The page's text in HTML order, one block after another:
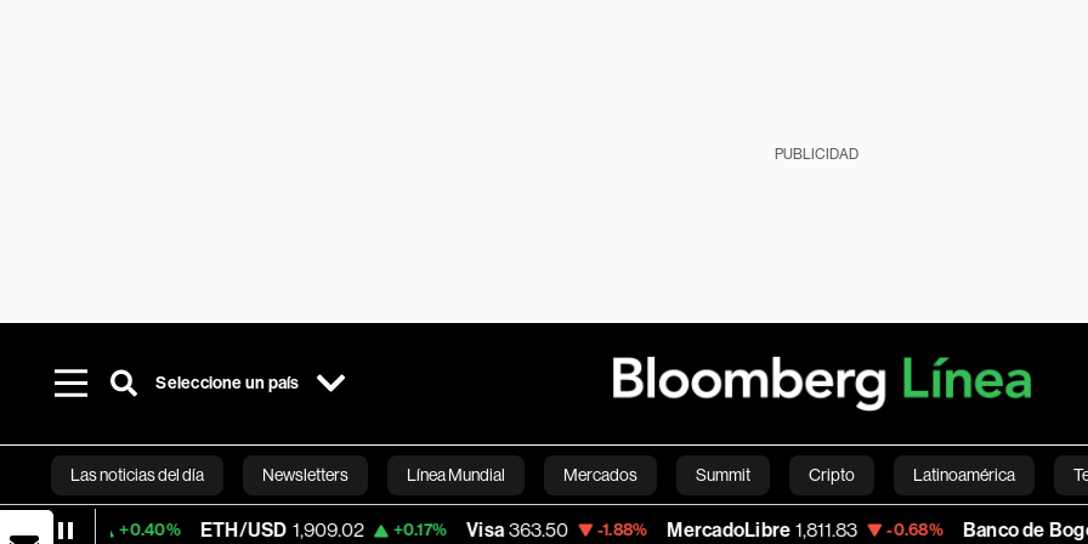
PUBLICIDAD
Seleccione un país
Las noticias del día Newsletters Línea Mundial Mercados Summit Cripto Latinoamérica
Bloomberg Green Economía Estilo de vida Mundo Videos
ETH/USD 1,909.02 +0.17% Visa 363.50 -1.88% MercadoLibre 1,811.83 -0.68% Banco de Bogota